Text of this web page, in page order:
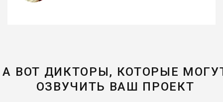
А ВОТ ДИКТОРЫ, КОТОРЫЕ
ОЗВУЧИТЬ ВАШ ПРОЕКТ